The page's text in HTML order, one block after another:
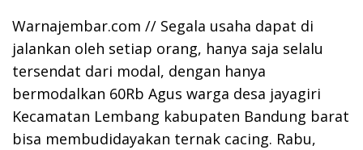
Warnajembar.com // Segala usaha dapat di
jalankan oleh setiap orang, hanya saja selalu
tersendat dari modal, dengan hanya
bermodalkan 60Rb Agus warga desa jayagiri
Kecamatan Lembang kabupaten Bandung barat
bisa membudidayakan ternak cacing. Rabu,